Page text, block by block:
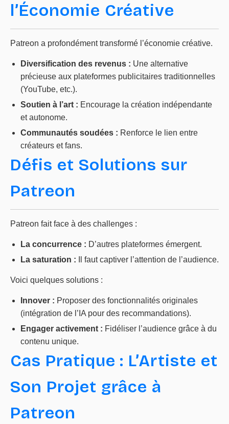
l’Économie Créative
Patreon a profondément transformé l’économie créative.
Diversification des revenus : Une alternative
précieuse aux plateformes publicitaires traditionnelles
(YouTube, etc.).
Soutien à l’art : Encourage la création indépendante
et autonome.
Communautés soudées : Renforce le lien entre
créateurs et fans.
Défis et Solutions sur
Patreon
Patreon fait face à des challenges :
La concurrence : D’autres plateformes émergent.
La saturation : Il faut captiver l’attention de l’audience.
Voici quelques solutions :
Innover : Proposer des fonctionnalités originales
(intégration de l’IA pour des recommandations).
Engager activement : Fidéliser l’audience grâce à du
contenu unique.
Cas Pratique : L’Artiste et
Son Projet grâce à
Patreon